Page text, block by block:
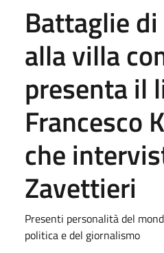
Battaglie
alla villa
presenta il
Francesco
che
Zavettieri
Presenti personalità del
politica e del giornalismo